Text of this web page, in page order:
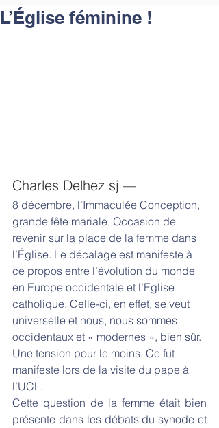
L’Église féminine !
Charles Delhez sj —
8 décembre, l’Immaculée Conception,
grande fête mariale. Occasion de
revenir sur la place de la femme dans
l’Église. Le décalage est manifeste à
ce propos entre l’évolution du monde
en Europe occidentale et l’Eglise
catholique. Celle-ci, en effet, se veut
universelle et nous, nous sommes
occidentaux et « modernes », bien sûr.
Une tension pour le moins. Ce fut
manifeste lors de la visite du pape à
l’UCL.
Cette question de la femme était bien
présente dans les débats du synode et